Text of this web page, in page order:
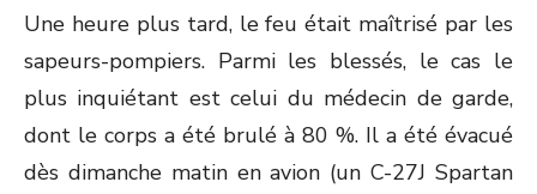
Une heure plus tard, le feu était maîtrisé par les
sapeurs-pompiers. Parmi les blessés, le cas le
plus inquiétant est celui du médecin de garde,
dont le corps a été brulé à 80 %. Il a été évacué
dès dimanche matin en avion (un C-27J Spartan